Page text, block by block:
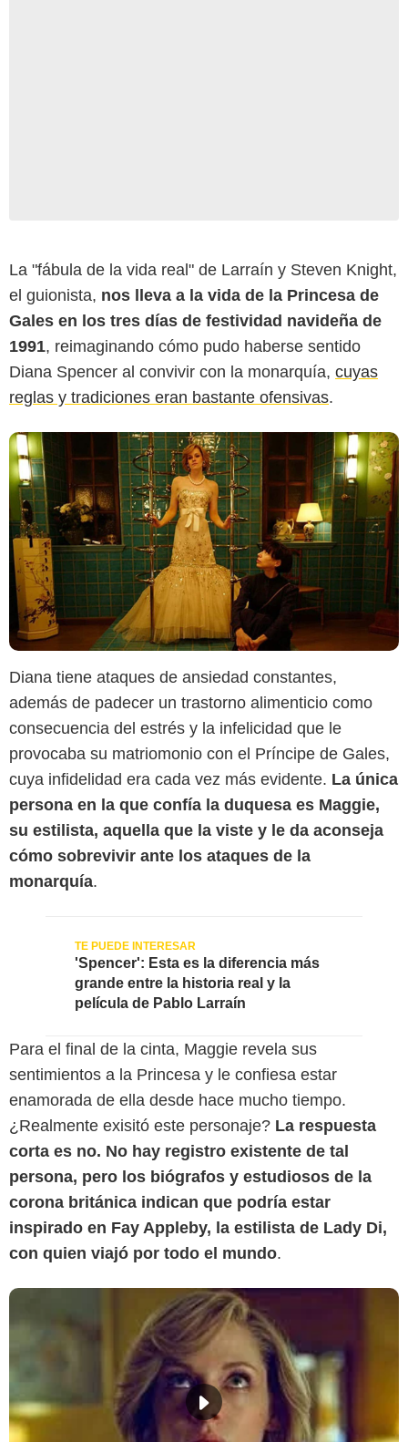
La "fábula de la vida real" de Larraín y Steven Knight,
el guionista, nos lleva a la vida de la Princesa de
Gales en los tres días de festividad navideña de
1991, reimaginando cómo pudo haberse sentido
Diana Spencer al convivir con la monarquía, cuyas
reglas y tradiciones eran bastante ofensivas.
Diana tiene ataques de ansiedad constantes,
además de padecer un trastorno alimenticio como
consecuencia del estrés y la infelicidad que le
provocaba su matriomonio con el Príncipe de Gales,
cuya infidelidad era cada vez más evidente. La única
persona en la que confía la duquesa es Maggie,
su estilista, aquella que la viste y le da aconseja
cómo sobrevivir ante los ataques de la
monarquía.
'Spencer': Esta es la diferencia más
grande entre la historia real y la
película de Pablo Larraín
Para el final de la cinta, Maggie revela sus
sentimientos a la Princesa y le confiesa estar
enamorada de ella desde hace mucho tiempo.
¿Realmente exisitó este personaje? La respuesta
corta es no. No hay registro existente de tal
persona, pero los biógrafos y estudiosos de la
corona británica indican que podría estar
inspirado en Fay Appleby, la estilista de Lady Di,
con quien viajó por todo el mundo.